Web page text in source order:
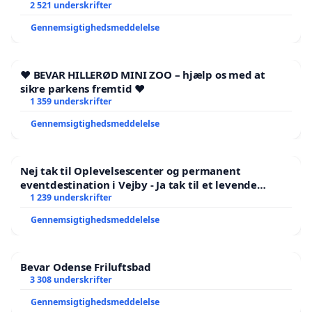
offentlighed, vores politikere og pressen en
ubelejlig anledning til at se på
TAK for din opmærksomhed og bidrag til samtalen
HER Anne-Birgitte Aggers meritter igennem de
sidste 6 års lederskab af Hotel- og
Restaurantskolen i København:
kurve siden 2014 er vendt siden 2019. Det er der
ikke mange erhvervsskoler, der oplever.
2 521 underskrifter
Gennemsigtighedsmeddelelse
❤️ BEVAR HILLERØD MINI ZOO – hjælp os med at
sikre parkens fremtid ❤️
1 359 underskrifter
Gennemsigtighedsmeddelelse
Nej tak til Oplevelsescenter og permanent
eventdestination i Vejby - Ja tak til et levende
lokalområde i balance
1 239 underskrifter
Gennemsigtighedsmeddelelse
Bevar Odense Friluftsbad
3 308 underskrifter
Gennemsigtighedsmeddelelse